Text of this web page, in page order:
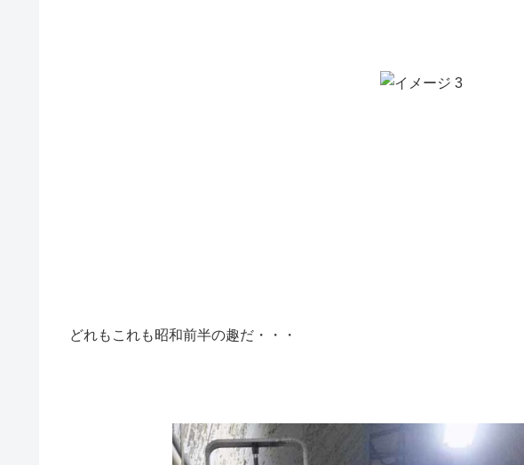
どれもこれも昭和前半の趣だ・・・